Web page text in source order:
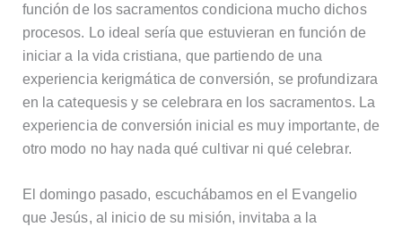
función de los sacramentos condiciona mucho dichos
procesos. Lo ideal sería que estuvieran en función de
iniciar a la vida cristiana, que partiendo de una
experiencia kerigmática de conversión, se profundizara
en la catequesis y se celebrara en los sacramentos. La
experiencia de conversión inicial es muy importante, de
otro modo no hay nada qué cultivar ni qué celebrar.
El domingo pasado, escuchábamos en el Evangelio
que Jesús, al inicio de su misión, invitaba a la